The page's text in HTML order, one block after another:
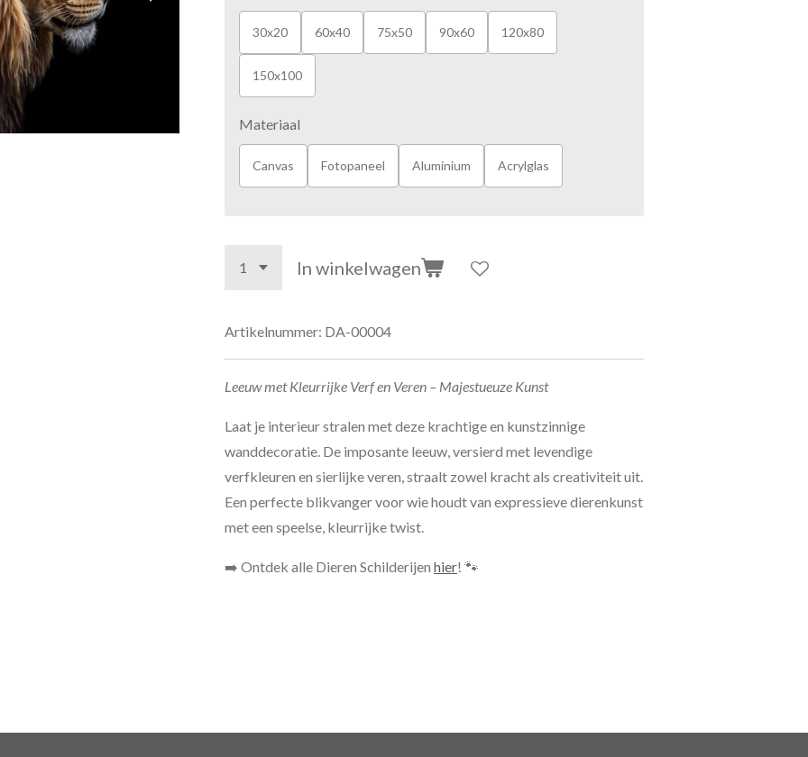
30x20 60x40 75x50 90x60 120x80
150x100
Materiaal
Canvas Fotopaneel Aluminium Acrylglas
In winkelwagen
Artikelnummer: DA-00004
Leeuw met Kleurrijke Verf en Veren – Majestueuze Kunst
Laat je interieur stralen met deze krachtige en kunstzinnige
wanddecoratie. De imposante leeuw, versierd met levendige
verfkleuren en sierlijke veren, straalt zowel kracht als creativiteit uit.
Een perfecte blikvanger voor wie houdt van expressieve dierenkunst
met een speelse, kleurrijke twist.
➡️ Ontdek alle Dieren Schilderijen hier! 🐾